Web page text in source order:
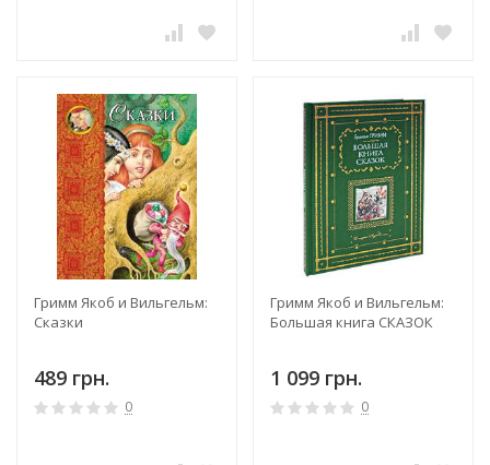
Гримм Якоб и Вильгельм:
Сказки
489 грн.
0
Гримм Якоб и Вильгельм:
Большая книга СКАЗОК
1 099 грн.
0